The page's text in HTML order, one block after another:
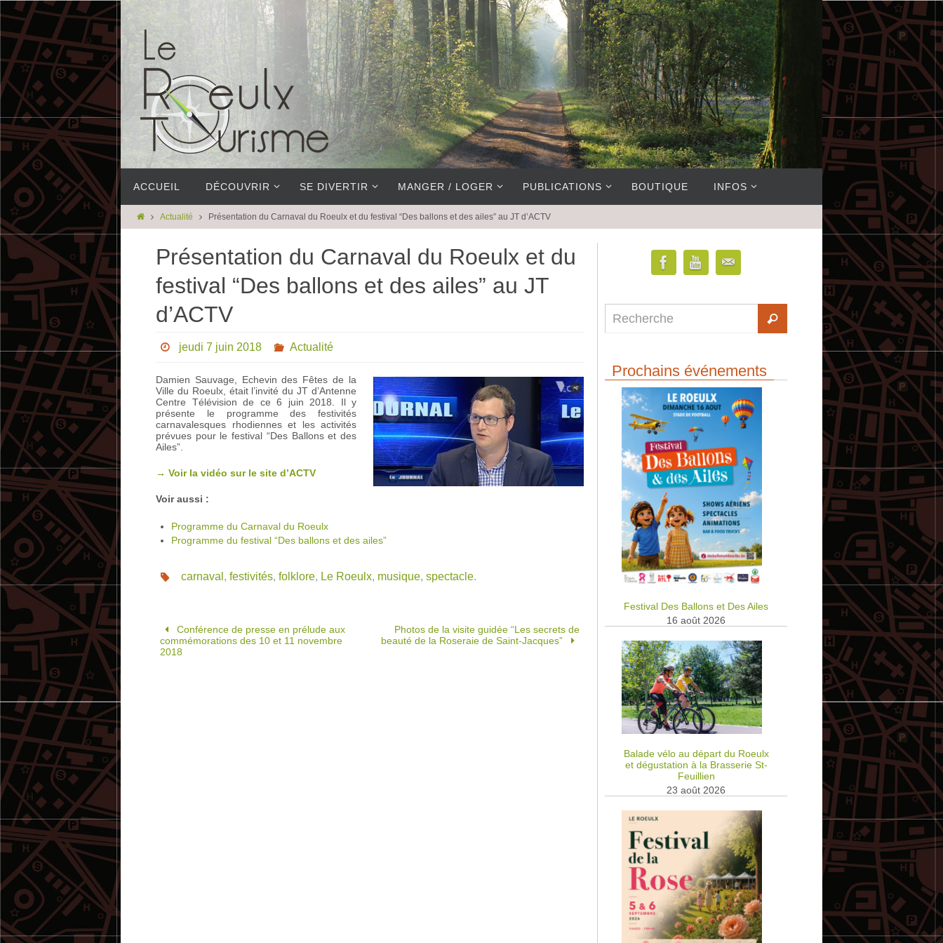
ACCUEIL DÉCOUVRIR SE DIVERTIR MANGER / LOGER PUBLICATIONS BOUTIQUE INFOS
Actualité Présentation du Carnaval du Roeulx et du festival “Des ballons et des ailes” au JT d’ACTV
Présentation du Carnaval du Roeulx et du
festival “Des ballons et des ailes” au JT
d’ACTV
jeudi 7 juin 2018 Actualité
Damien Sauvage, Echevin des Fêtes de la
Ville du Roeulx, était l’invité du JT d’Antenne
Centre Télévision de ce 6 juin 2018. Il y
présente le programme des festivités
carnavalesques rhodiennes et les activités
prévues pour le festival “Des Ballons et des
Ailes”.
→ Voir la vidéo sur le site d’ACTV
Voir aussi :
Programme du Carnaval du Roeulx
Programme du festival “Des ballons et des ailes”
carnaval , festivités, folklore, Le Roeulx, musique, spectacle.
Conférence de presse en prélude aux
commémorations des 10 et 11 novembre
2018
Photos de la visite guidée “Les secrets de
beauté de la Roseraie de Saint-Jacques”
Prochains événements
Festival Des Ballons et Des Ailes
16 août 2026
Balade vélo au départ du Roeulx
et dégustation à la Brasserie St-
Feuillien
23 août 2026